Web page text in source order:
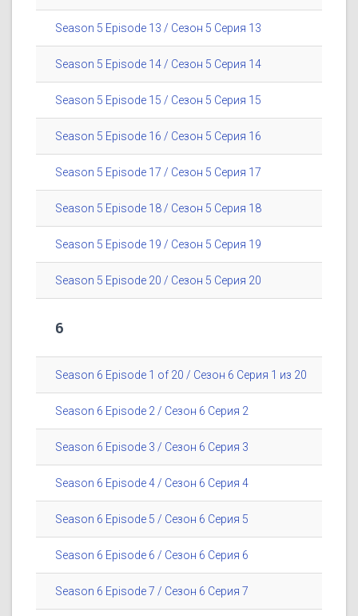
Season 5 Episode 13 / Сезон 5 Серия 13
Season 5 Episode 14 / Сезон 5 Серия 14
Season 5 Episode 15 / Сезон 5 Серия 15
Season 5 Episode 16 / Сезон 5 Серия 16
Season 5 Episode 17 / Сезон 5 Серия 17
Season 5 Episode 18 / Сезон 5 Серия 18
Season 5 Episode 19 / Сезон 5 Серия 19
Season 5 Episode 20 / Сезон 5 Серия 20
6
Season 6 Episode 1 of 20 / Сезон 6 Серия 1 из 20
Season 6 Episode 2 / Сезон 6 Серия 2
Season 6 Episode 3 / Сезон 6 Серия 3
Season 6 Episode 4 / Сезон 6 Серия 4
Season 6 Episode 5 / Сезон 6 Серия 5
Season 6 Episode 6 / Сезон 6 Серия 6
Season 6 Episode 7 / Сезон 6 Серия 7